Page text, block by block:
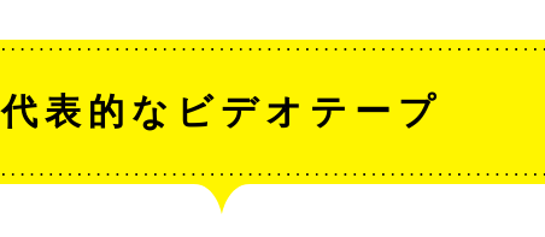
代表的なビデオテープ